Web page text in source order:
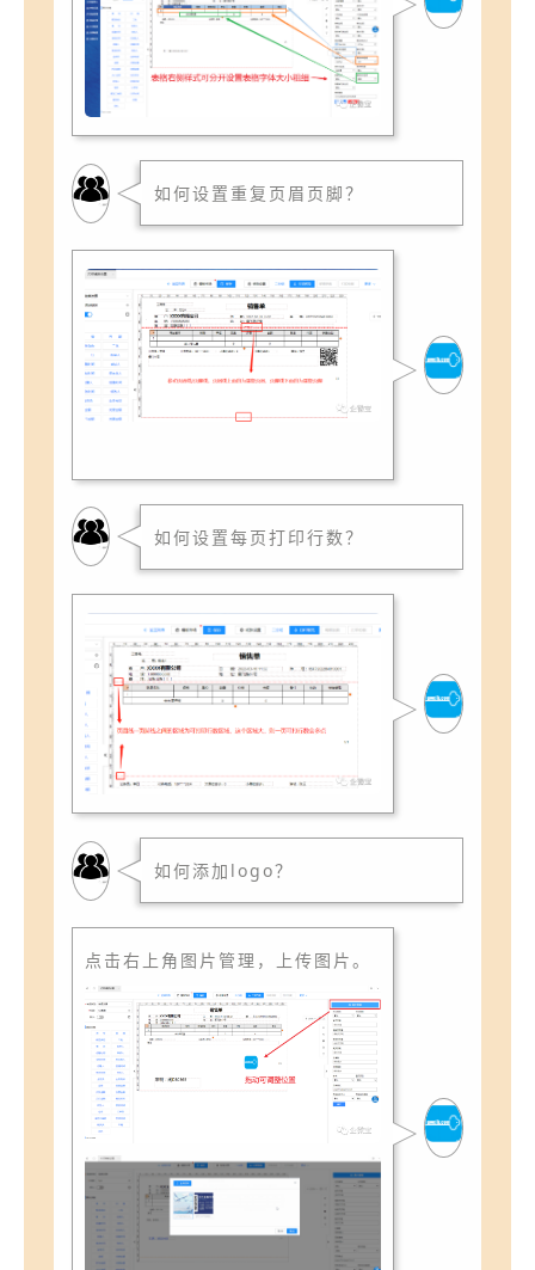
如何设置重复页眉页脚？
如何设置每页打印行数？
如何添加logo？
点击右上角图片管理，上传图片。